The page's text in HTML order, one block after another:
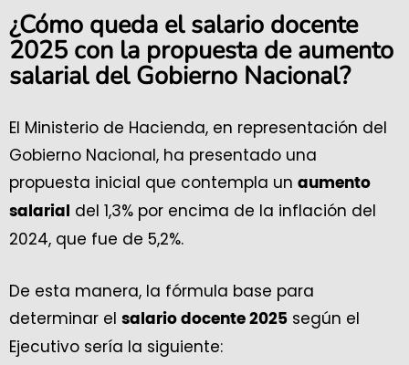
¿Cómo queda el salario docente
2025 con la propuesta de aumento
salarial del Gobierno Nacional?
El Ministerio de Hacienda, en representación del
Gobierno Nacional, ha presentado una
propuesta inicial que contempla un aumento
salarial
del 1,3% por encima de la inflación del
2024, que fue de 5,2%.
De esta manera, la fórmula base para
determinar el salario docente 2025 según el
Ejecutivo sería la siguiente: